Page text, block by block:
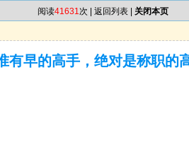
阅读41631次 | 返回列表 关闭本页
有早的高手，绝对是称职的